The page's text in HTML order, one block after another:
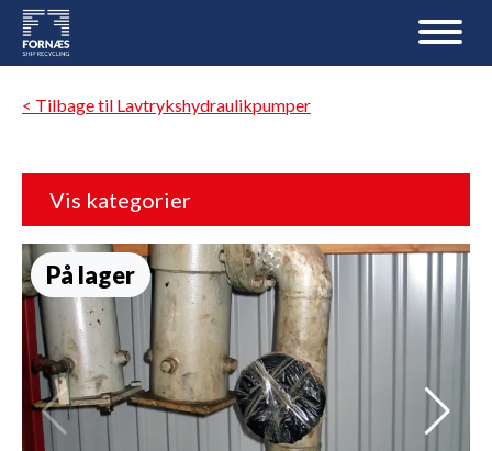
< Tilbage til Lavtrykshydraulikpumper
Vis kategorier
På lager